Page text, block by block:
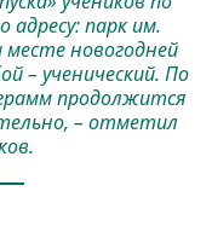
парк им.
месте новогодней
– ученический. По
продолжится
– отметил